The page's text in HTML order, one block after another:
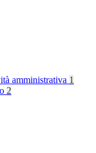
amministrativa 1
2